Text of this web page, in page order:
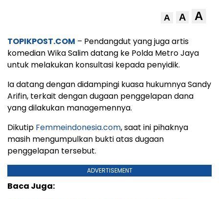
A A A
TOPIKPOST.COM – Pendangdut yang juga artis
komedian Wika Salim datang ke Polda Metro Jaya
untuk melakukan konsultasi kepada penyidik.
Ia datang dengan didampingi kuasa hukumnya Sandy
Arifin, terkait dengan dugaan penggelapan dana
yang dilakukan managemennya.
Dikutip Femmeindonesia.com, saat ini pihaknya
masih mengumpulkan bukti atas dugaan
penggelapan tersebut.
ADVERTISEMENT
Baca Juga: